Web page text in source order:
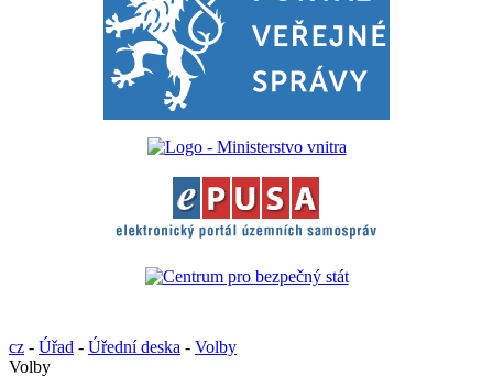
cz - Úřad - Úřední deska - Volby
Volby